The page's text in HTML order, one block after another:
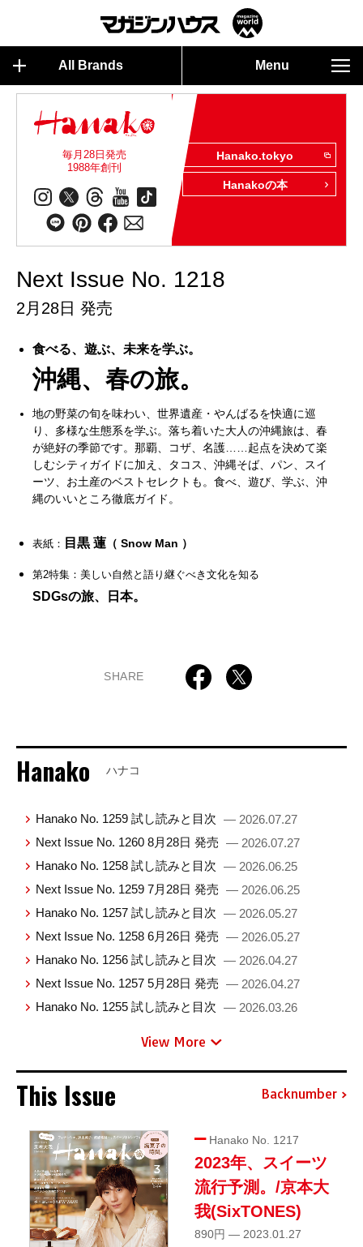
All Brands Menu
毎月28日発売
1988年創刊
Hanako.tokyo
Hanakoの本
Next Issue No. 1218
2月28日 発売
食べる、遊ぶ、未来を学ぶ。
沖縄、春の旅。
地の野菜の旬を味わい、世界遺産・やんばるを快適に巡
り、多様な生態系を学ぶ。落ち着いた大人の沖縄旅は、春
が絶好の季節です。那覇、コザ、名護……起点を決めて楽
しむシティガイドに加え、タコス、沖縄そば、パン、スイ
ーツ、お土産のベストセレクトも。食べ、遊び、学ぶ、沖
縄のいいところ徹底ガイド。
表紙： 目黒 蓮 （ Snow Man ）
第2特集：美しい自然と語り継ぐべき文化を知る
SDGsの旅、日本。
SHARE
Hanako ハナコ
Hanako No. 1259 試し読みと目次 — 2026.07.27
Next Issue No. 1260 8月28日 発売 — 2026.07.27
Hanako No. 1258 試し読みと目次 — 2026.06.25
Next Issue No. 1259 7月28日 発売 — 2026.06.25
Hanako No. 1257 試し読みと目次 — 2026.05.27
Next Issue No. 1258 6月26日 発売 — 2026.05.27
Hanako No. 1256 試し読みと目次 — 2026.04.27
Next Issue No. 1257 5月28日 発売 — 2026.04.27
Hanako No. 1255 試し読みと目次 — 2026.03.26
View More
This Issue Backnumber
Hanako No. 1217
2023年、スイーツ
流行予測。/京本大
我(SixTONES)
890円 — 2023.01.27